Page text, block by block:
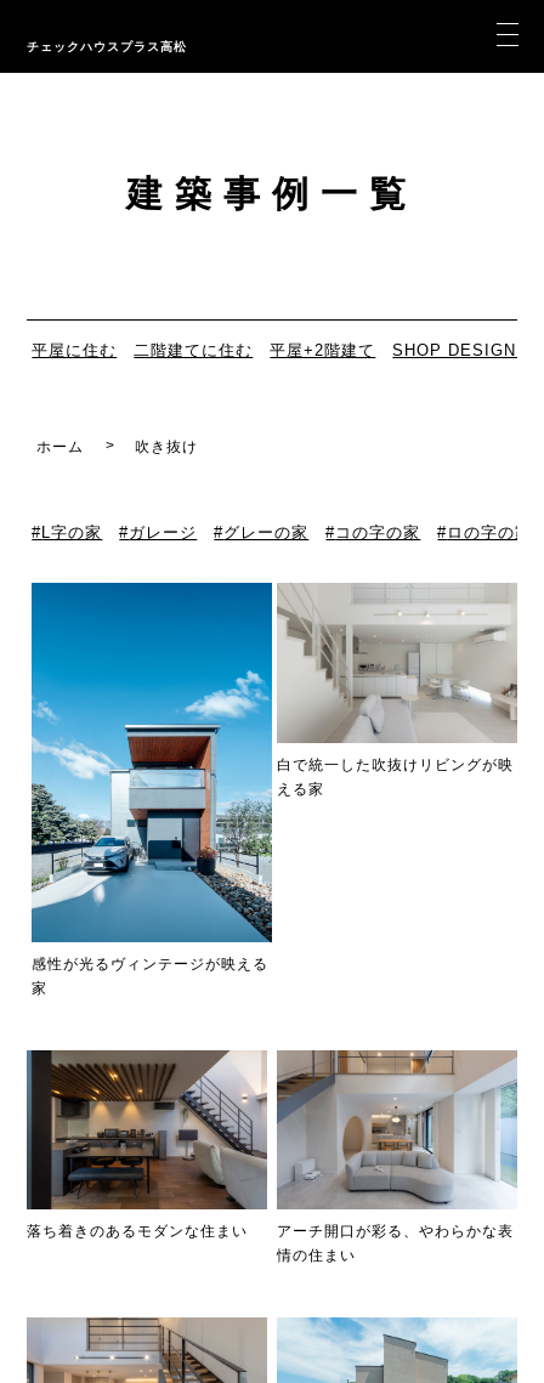
チェックハウスプラス高松
建築事例一覧
平屋に住む 二階建てに住む 平屋+2階建て SHOP DESIGN（
ホーム 吹き抜け
L字の家 ガレージ グレーの家 コの字の家 ロの字の家
感性が光るヴィンテージが映える
家
白で統一した吹抜けリビングが映
える家
落ち着きのあるモダンな住まい
アーチ開口が彩る、やわらかな表
情の住まい